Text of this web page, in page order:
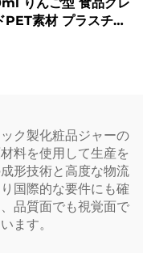
PET素材 プラスチッ
ク製化粧品ジャーの
料を使用して生産を
形技術と高度な物流
国際的な要件にも確
品質面でも視覚面で
ます。